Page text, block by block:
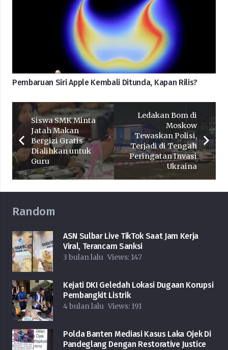
Pembaruan Siri Apple Kembali Ditunda, Kapan Rilis?
Siswa SMK Minta
Jatah Makan
Bergizi Gratis
Dialihkan untuk
Guru
Ledakan Bom di
Moskow
Tewaskan Polisi,
Terjadi di Tengah
Peringatan Invasi
Ukraina
Random
ASN Sulbar Live TikTok Saat Jam Kerja
Viral, Terancam Sanksi
3 bulan lalu Views: 147
Kejati DKI Geledah Lokasi Dugaan Korupsi
Pembangkit Listrik
4 bulan lalu Views: 191
Polda Banten Mediasi Kasus Laka Ojek Di
Pandeglang Dengan Restorative Justice